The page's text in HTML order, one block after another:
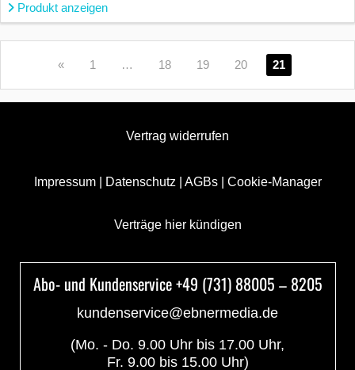
Produkt anzeigen
« 1 … 18 19 20 21
Vertrag widerrufen
Impressum| Datenschutz AGBs| Cookie-Manager
Verträge hier kündigen
Abo- und Kundenservice +49 (731) 88005 – 8205
kundenservice@ebnermedia.de
(Mo. - Do. 9.00 Uhr bis 17.00 Uhr,
Fr. 9.00 bis 15.00 Uhr)